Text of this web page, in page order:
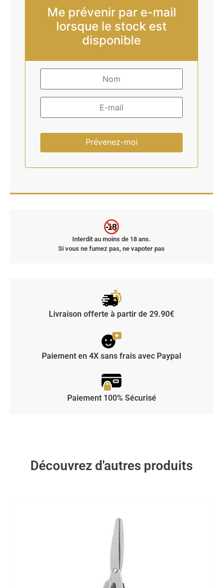
Me prévenir par e-mail
lorsque le stock est
disponible
-18
Interdit au moins de 18 ans.
Si vous ne fumez pas, ne vapoter pas
Livraison offerte à partir de 29.90€
Paiement en 4X sans frais avec Paypal
Paiement 100% Sécurisé
Découvrez d'autres produits